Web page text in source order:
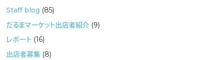
Staff blog (85)
だるまマーケット出店者紹介 (9)
レポート (16)
出店者募集 (8)